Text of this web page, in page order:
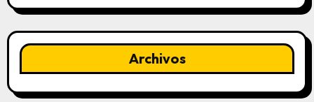
Archivos